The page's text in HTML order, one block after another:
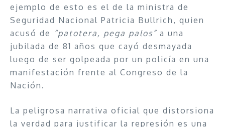
ejemplo de esto es el de la ministra de
Seguridad Nacional Patricia Bullrich, quien
acusó de “patotera, pega palos” a una
jubilada de 81 años que cayó desmayada
luego de ser golpeada por un policía en una
manifestación frente al Congreso de la
Nación.
La peligrosa narrativa oficial que distorsiona
la verdad para justificar la represión es una